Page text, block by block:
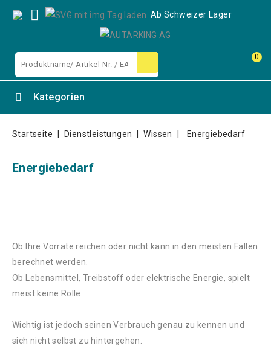
Ab Schweizer Lager
0

Kategorien
Startseite Dienstleistungen Wissen Energiebedarf
Energiebedarf
Ob Ihre Vorräte reichen oder nicht kann in den meisten Fällen
berechnet werden.
Ob Lebensmittel, Treibstoff oder elektrische Energie, spielt
meist keine Rolle.
Wichtig ist jedoch seinen Verbrauch genau zu kennen und
sich nicht selbst zu hintergehen.